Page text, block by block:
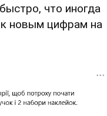
что иногда
к новым цифрам на